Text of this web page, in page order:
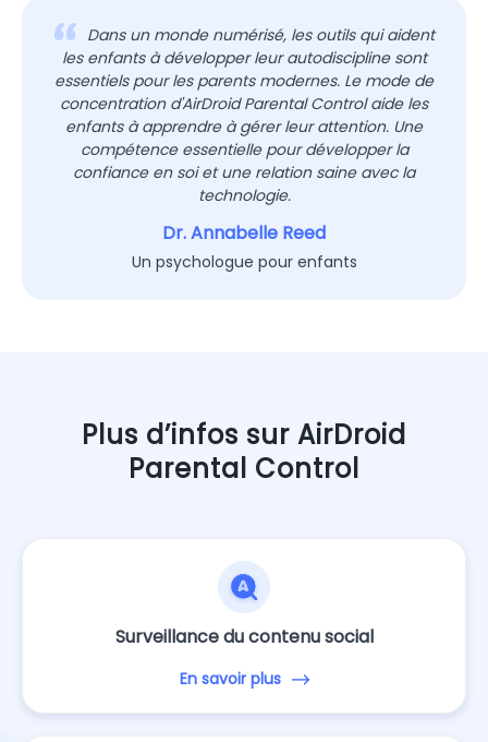
Dans un monde numérisé, les outils qui aident
les enfants à développer leur autodiscipline sont
essentiels pour les parents modernes. Le mode de
concentration d'AirDroid Parental Control aide les
enfants à apprendre à gérer leur attention. Une
compétence essentielle pour développer la
confiance en soi et une relation saine avec la
technologie.
Dr. Annabelle Reed
Un psychologue pour enfants
Plus d’infos sur AirDroid
Parental Control
Surveillance du contenu social
En savoir plus